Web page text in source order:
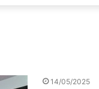
14/05/2025